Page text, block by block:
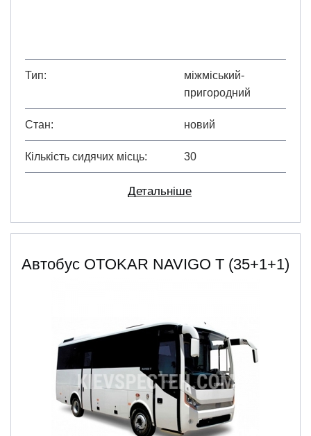
Тип
міжміський-
пригородний
Стан новий
Кількість сидячих місць 30
Детальніше
Автобус OTOKAR NAVIGO T (35+1+1)